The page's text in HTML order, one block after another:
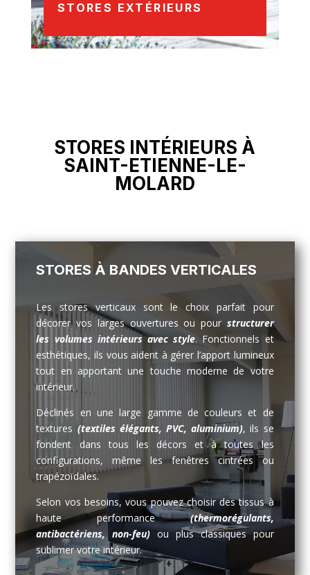
STORES EXTÉRIEURS
STORES INTÉRIEURS À
SAINT-ETIENNE-LE-
MOLARD
STORES À BANDES VERTICALES
Les stores verticaux sont le choix parfait pour
décorer vos larges ouvertures ou pour structurer
les volumes intérieurs avec style. Fonctionnels et
esthétiques, ils vous aident à gérer l’apport lumineux
tout en apportant une touche moderne de votre
intérieur.
Déclinés en une large gamme de couleurs et de
textures (textiles élégants, PVC, aluminium), ils se
fondent dans tous les décors et à toutes les
configurations, même les fenêtres cintrées ou
trapézoïdales.
Selon vos besoins, vous pouvez choisir des tissus à
haute performance(thermorégulants,
antibactériens, non-feu) ou plus classiques pour
sublimer votre intérieur.